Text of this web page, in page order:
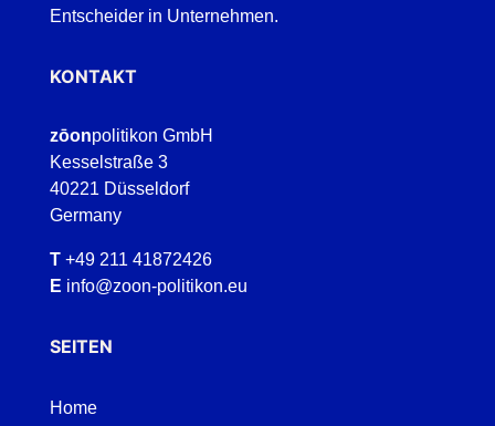
Entscheider in Unternehmen.
KONTAKT
zōonpolitikon GmbH
Kesselstraße 3
40221 Düsseldorf
Germany
T +49 211 41872426
E info@zoon-politikon.eu
SEITEN
Home